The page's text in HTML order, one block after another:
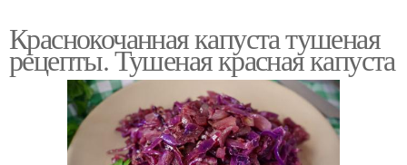
Краснокочанная капуста тушеная
рецепты. Тушеная красная капуста